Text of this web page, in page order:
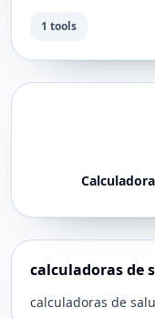
1 tools
calculadoras de
calculadoras de